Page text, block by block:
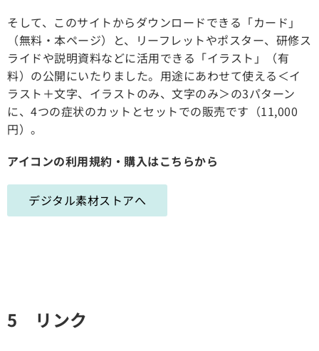
そして、このサイトからダウンロードできる「カード」
（無料・本ページ）と、リーフレットやポスター、研修ス
ライドや説明資料などに活用できる「イラスト」（有
料）の公開にいたりました。用途にあわせて使える＜イ
ラスト＋文字、イラストのみ、文字のみ＞の3パターン
に、4つの症状のカットとセットでの販売です（11,000
円）。
アイコンの利用規約・購入はこちらから
デジタル素材ストアへ
5 リンク